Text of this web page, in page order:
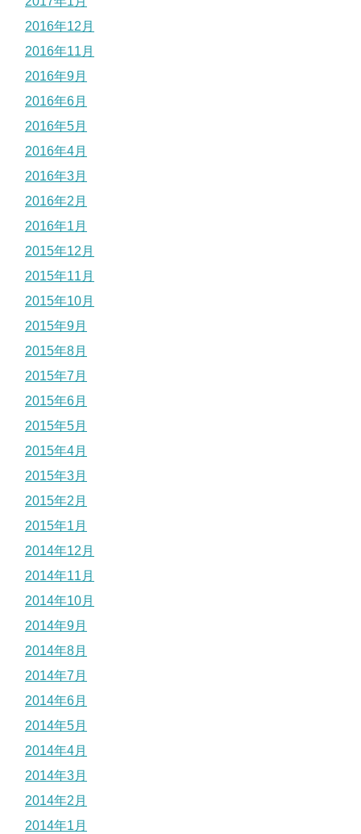
2016年12月
2016年11月
2016年9月
2016年6月
2016年5月
2016年4月
2016年3月
2016年2月
2016年1月
2015年12月
2015年11月
2015年10月
2015年9月
2015年8月
2015年7月
2015年6月
2015年5月
2015年4月
2015年3月
2015年2月
2015年1月
2014年12月
2014年11月
2014年10月
2014年9月
2014年8月
2014年7月
2014年6月
2014年5月
2014年4月
2014年3月
2014年2月
2014年1月